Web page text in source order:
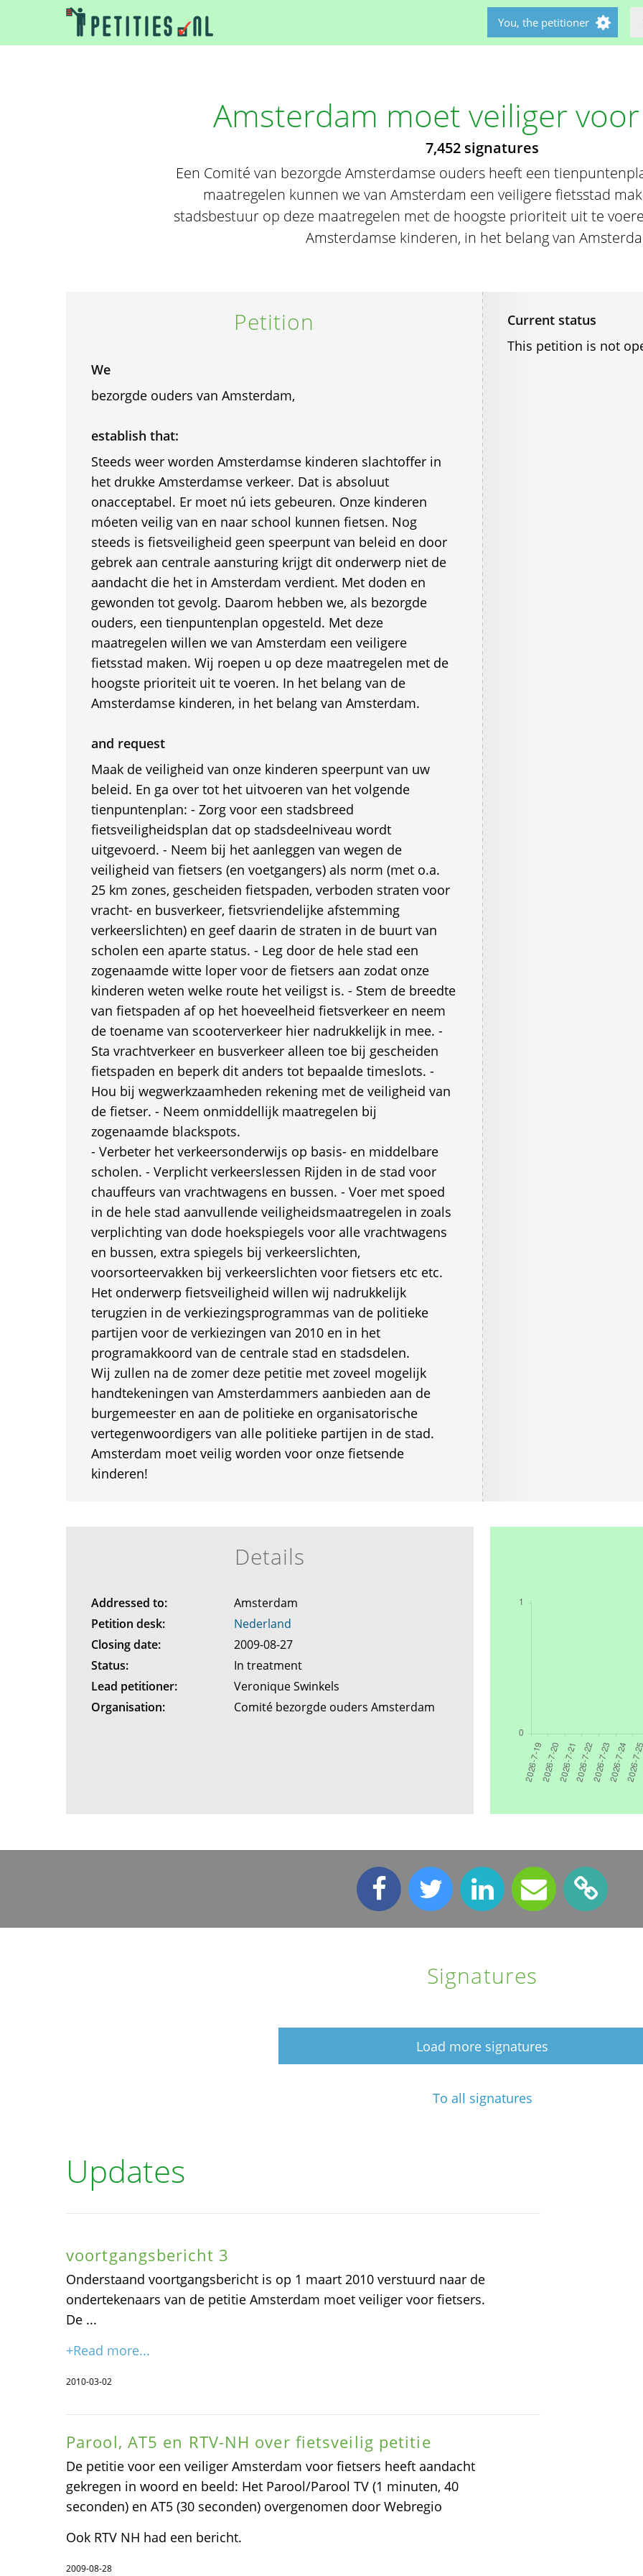
You, the petitioner
Amsterdam moet veiliger
7,452 signatures
Een Comité van bezorgde Amsterdamse ouders heeft een
maatregelen kunnen we van Amsterdam een veiligere fietsstad
stadsbestuur op deze maatregelen met de hoogste prioriteit uit te
Amsterdamse kinderen, in het belang van
Petition
We
bezorgde ouders van Amsterdam,
establish that:
Steeds weer worden Amsterdamse kinderen slachtoffer in
het drukke Amsterdamse verkeer. Dat is absoluut
onacceptabel. Er moet nú iets gebeuren. Onze kinderen
móeten veilig van en naar school kunnen fietsen. Nog
steeds is fietsveiligheid geen speerpunt van beleid en door
gebrek aan centrale aansturing krijgt dit onderwerp niet de
aandacht die het in Amsterdam verdient. Met doden en
gewonden tot gevolg. Daarom hebben we, als bezorgde
ouders, een tienpuntenplan opgesteld. Met deze
maatregelen willen we van Amsterdam een veiligere
fietsstad maken. Wij roepen u op deze maatregelen met de
hoogste prioriteit uit te voeren. In het belang van de
Amsterdamse kinderen, in het belang van Amsterdam.
and request
Maak de veiligheid van onze kinderen speerpunt van uw
beleid. En ga over tot het uitvoeren van het volgende
tienpuntenplan: - Zorg voor een stadsbreed
fietsveiligheidsplan dat op stadsdeelniveau wordt
uitgevoerd. - Neem bij het aanleggen van wegen de
veiligheid van fietsers (en voetgangers) als norm (met o.a.
25 km zones, gescheiden fietspaden, verboden straten voor
vracht- en busverkeer, fietsvriendelijke afstemming
verkeerslichten) en geef daarin de straten in de buurt van
scholen een aparte status. - Leg door de hele stad een
zogenaamde witte loper voor de fietsers aan zodat onze
kinderen weten welke route het veiligst is. - Stem de breedte
van fietspaden af op het hoeveelheid fietsverkeer en neem
de toename van scooterverkeer hier nadrukkelijk in mee. -
Sta vrachtverkeer en busverkeer alleen toe bij gescheiden
fietspaden en beperk dit anders tot bepaalde timeslots. -
Hou bij wegwerkzaamheden rekening met de veiligheid van
de fietser. - Neem onmiddellijk maatregelen bij
zogenaamde blackspots.
- Verbeter het verkeersonderwijs op basis- en middelbare
scholen. - Verplicht verkeerslessen Rijden in de stad voor
chauffeurs van vrachtwagens en bussen. - Voer met spoed
in de hele stad aanvullende veiligheidsmaatregelen in zoals
verplichting van dode hoekspiegels voor alle vrachtwagens
en bussen, extra spiegels bij verkeerslichten,
voorsorteervakken bij verkeerslichten voor fietsers etc etc.
Het onderwerp fietsveiligheid willen wij nadrukkelijk
terugzien in de verkiezingsprogrammas van de politieke
partijen voor de verkiezingen van 2010 en in het
programakkoord van de centrale stad en stadsdelen.
Wij zullen na de zomer deze petitie met zoveel mogelijk
handtekeningen van Amsterdammers aanbieden aan de
burgemeester en aan de politieke en organisatorische
vertegenwoordigers van alle politieke partijen in de stad.
Amsterdam moet veilig worden voor onze fietsende
kinderen!
Current status
This petition is not
Details
Addressed to:
Amsterdam
Petition desk:
Nederland
Closing date:
2009-08-27
Status:
In treatment
Lead petitioner:
Veronique Swinkels
Organisation:
Comité bezorgde ouders Amsterdam
Signatures
Load more signatures
To all signatures
Updates
voortgangsbericht 3
Onderstaand voortgangsbericht is op 1 maart 2010 verstuurd naar de
ondertekenaars van de petitie Amsterdam moet veiliger voor fietsers.
De ...
+Read more...
2010-03-02
Parool, AT5 en RTV-NH over fietsveilig petitie
De petitie voor een veiliger Amsterdam voor fietsers heeft aandacht
gekregen in woord en beeld: Het Parool/Parool TV (1 minuten, 40
seconden) en AT5 (30 seconden) overgenomen door Webregio
Ook RTV NH had een bericht.
2009-08-28